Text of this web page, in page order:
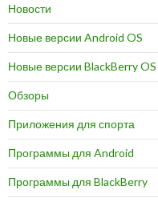
Новости
Новые версии Android OS
Новые версии BlackBerry OS
Обзоры
Приложения для спорта
Программы для Android
Программы для BlackBerry